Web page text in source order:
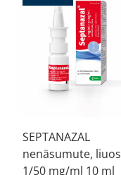
SEPTANAZAL
nenäsumute, liuos
1/50 mg/ml 10 ml